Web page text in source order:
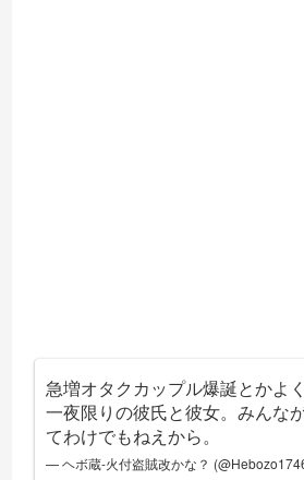
急増オタクカップル爆誕とかよ
一夜限りの彼氏と彼女。みんな
てわけでもねえから。
— ヘボ蔵-火付盗賊改かな？